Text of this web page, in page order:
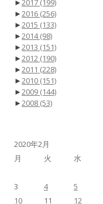
►2017 (199)
►2016 (256)
►2015 (133)
►2014(98)
►2013 (151)
►2012 (190)
►2011 (228)
►2010 (151)
►2009 (144)
►2008 (53)
2020年2月
月
火 水
3
4 5
10
11 12